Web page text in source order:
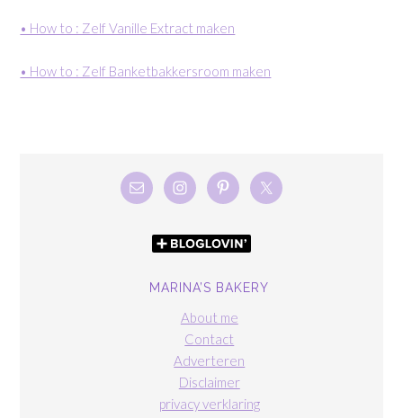
• How to : Zelf Vanille Extract maken
• How to : Zelf Banketbakkersroom maken
MARINA’S BAKERY
About me
Contact
Adverteren
Disclaimer
privacy verklaring